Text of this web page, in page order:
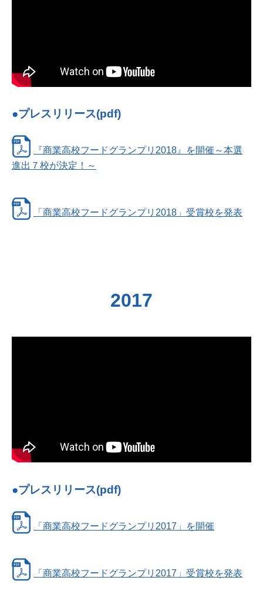
●プレスリリース(pdf)
『商業高校フードグランプリ2018』を開催～本選
進出７校が決定！～
「商業高校フードグランプリ2018」受賞校を発表
2017
●プレスリリース(pdf)
「商業高校フードグランプリ2017」を開催
「商業高校フードグランプリ2017」受賞校を発表